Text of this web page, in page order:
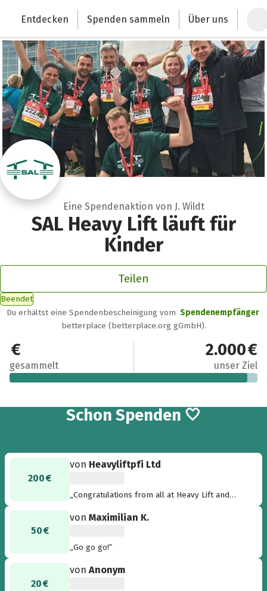
Deutschlands größte Spendenplattform
Entdecken Spenden sammeln Über uns
Eine Spendenaktion von J. Wildt
SAL Heavy Lift läuft für
Kinder
Teilen
Beendet
Du erhältst eine Spendenbescheinigung vom Spendenempfänger
betterplace (betterplace.org gGmbH).
1.925 €
gesammelt
2.000 €
unser Ziel
Schon 19
Spenden 🤍
200 €
von Heavyliftpfi Ltd
„Congratulations from all at Heavy Lift and
magazine!“
50 €
vonMaximilian K.
„Go go go!“
20 €
vonAnonym